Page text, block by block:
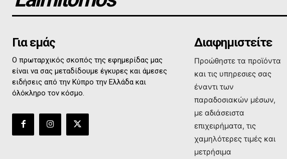
Για εμάς
Ο πρωταρχικός σκοπός της εφημερίδας μας
είναι να σας μεταδίδουμε έγκυρες και άμεσες
ειδήσεις από την Κύπρο την Ελλάδα και
όλόκληρο τον κόσμο.
Διαφημιστείτε
Προώθηστε τα προϊόντα
και τις υπηρεσιες σας
έναντι των
παραδοσιακών μέσων,
με αδιάσειστα
επιχειρήματα, τις
χαμηλότερες τιμές και
μετρήσιμα